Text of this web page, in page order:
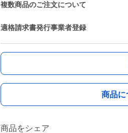
複数商品のご注文について
適格請求書発行事業者登録
商品に
商品をシェア